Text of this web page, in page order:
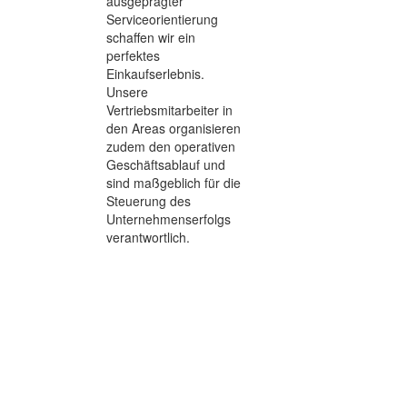
Serviceorientierung
schaffen wir ein
perfektes
Einkaufserlebnis.
Unsere
Vertriebsmitarbeiter in
den Areas organisieren
zudem den operativen
Geschäftsablauf und
sind maßgeblich für die
Steuerung des
Unternehmenserfolgs
verantwortlich.